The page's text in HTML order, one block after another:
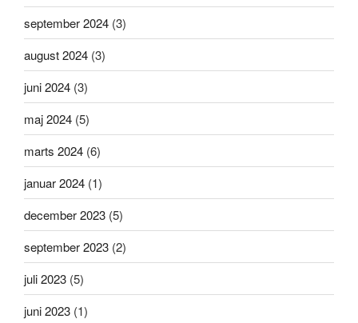
september 2024 (3)
august 2024 (3)
juni 2024 (3)
maj 2024 (5)
marts 2024 (6)
januar 2024 (1)
december 2023 (5)
september 2023 (2)
juli 2023 (5)
juni 2023 (1)